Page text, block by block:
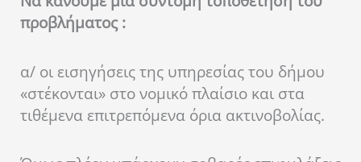
προβλήματος :
α/ οι εισηγήσεις της υπηρεσίας του δήμου
«στέκονται» στο νομικό πλαίσιο και στα
τιθέμενα επιτρεπόμενα όρια ακτινοβολίας.